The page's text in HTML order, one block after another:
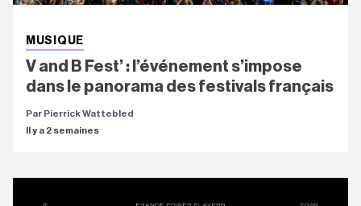
MUSIQUE
V and B Fest’ : l’événement s’impose
dans le panorama des festivals français
Par Pierrick Wattebled
Il y a 2 semaines